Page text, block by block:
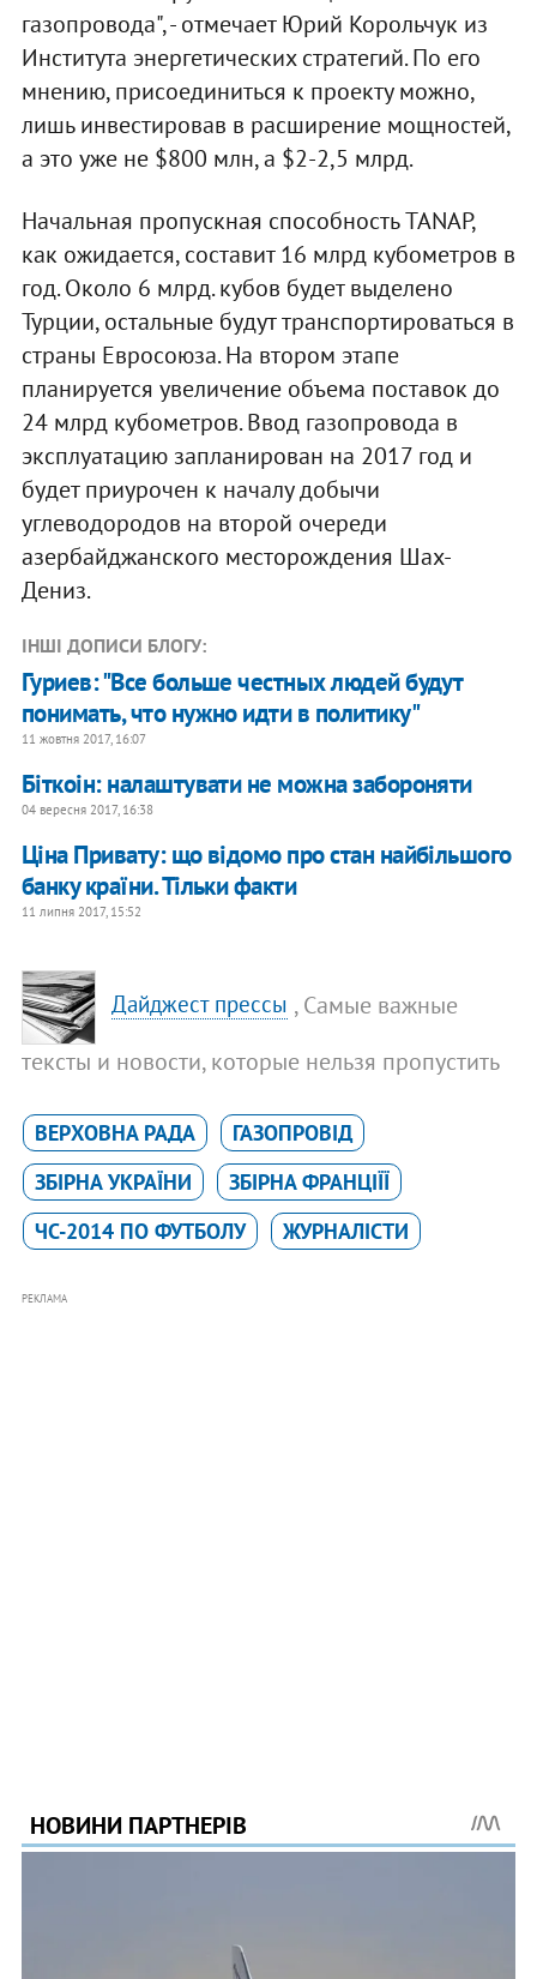
газопровода", - отмечает Юрий Корольчук из
Института энергетических стратегий. По его
мнению, присоединиться к проекту можно,
лишь инвестировав в расширение мощностей,
а это уже не $800 млн, а $2-2,5 млрд.
Начальная пропускная способность TANAP,
как ожидается, составит 16 млрд кубометров в
год. Около 6 млрд. кубов будет выделено
Турции, остальные будут транспортироваться в
страны Евросоюза. На втором этапе
планируется увеличение объема поставок до
24 млрд кубометров. Ввод газопровода в
эксплуатацию запланирован на 2017 год и
будет приурочен к началу добычи
углеводородов на второй очереди
азербайджанского месторождения Шах-
Дениз.
ІНШІ ДОПИСИ БЛОГУ:
Гуриев: "Все больше честных людей будут
понимать, что нужно идти в политику"
11 жовтня 2017, 16:07
Біткоін: налаштувати не можна забороняти
04 вересня 2017, 16:38
Ціна Привату: що відомо про стан найбільшого
банку країни. Тільки факти
11 липня 2017, 15:52
Дайджест прессы , Самые важные
тексты и новости, которые нельзя пропустить
ВЕРХОВНА РАДА
ГАЗОПРОВІД
ЗБІРНА УКРАЇНИ
ЗБІРНА ФРАНЦІЇЇ
ЧС-2014 ПО ФУТБОЛУ
ЖУРНАЛІСТИ
РЕКЛАМА